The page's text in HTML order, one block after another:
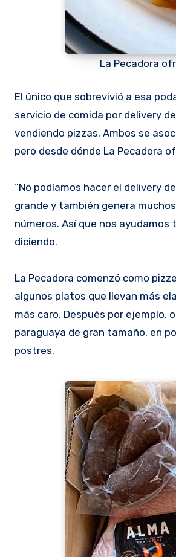
La Pecadora
El único que sobrevivió a esa
servicio de comida por delivery
vendiendo pizzas. Ambos se
pero desde dónde La Pecadora
“No podíamos hacer el delivery
grande y también genera
números. Así que nos
diciendo.
La Pecadora comenzó como
algunos platos que llevan más
más caro. Después por ejemplo,
paraguaya de gran tamaño, en
postres.